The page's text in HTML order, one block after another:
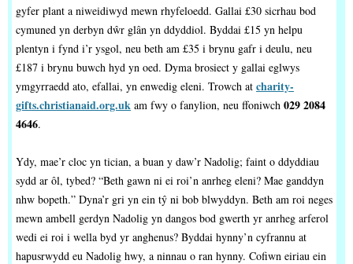
gyfer plant a niweidiwyd mewn rhyfeloedd. Gallai £30 sicrhau bod
cymuned yn derbyn dŵr glân yn ddyddiol. Byddai £15 yn helpu
plentyn i fynd i’r ysgol, neu beth am £35 i brynu gafr i deulu, neu
£187 i brynu buwch hyd yn oed. Dyma brosiect y gallai eglwys
ymgyrraedd ato, efallai, yn enwedig eleni. Trowch at charity-
gifts.christianaid.org.uk am fwy o fanylion, neu ffoniwch 029 2084
4646.
Ydy, mae’r cloc yn tician, a buan y daw’r Nadolig; faint o ddyddiau
sydd ar ôl, tybed? “Beth gawn ni ei roi’n anrheg eleni? Mae ganddyn
nhw bopeth.” Dyna’r gri yn ein tŷ ni bob blwyddyn. Beth am roi neges
mewn ambell gerdyn Nadolig yn dangos bod gwerth yr anrheg arferol
wedi ei roi i wella byd yr anghenus? Byddai hynny’n cyfrannu at
hapusrwydd eu Nadolig hwy, a ninnau o ran hynny. Cofiwn eiriau ein